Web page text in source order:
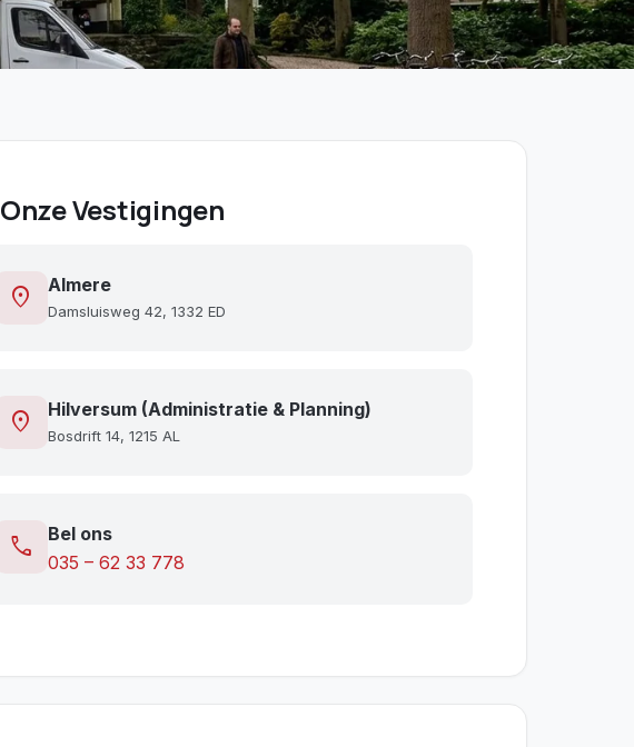
Onze Vestigingen
location_on Almere
Damsluisweg 42, 1332 ED
location_on Hilversum (Administratie & Planning)
Bosdrift 14, 1215 AL
call
Bel ons
035 – 62 33 778